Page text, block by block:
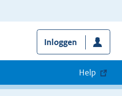
Inloggen
Help